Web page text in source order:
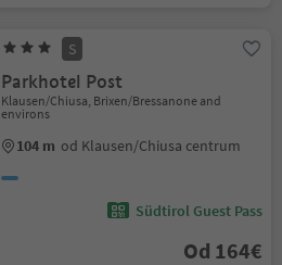
S
Parkhotel Post
Klausen/Chiusa, Brixen/Bressanone and
environs
104 m od Klausen/Chiusa centrum
Südtirol Guest Pass
Od 164€